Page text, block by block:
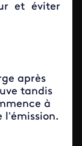
et éviter
après
tandis
à